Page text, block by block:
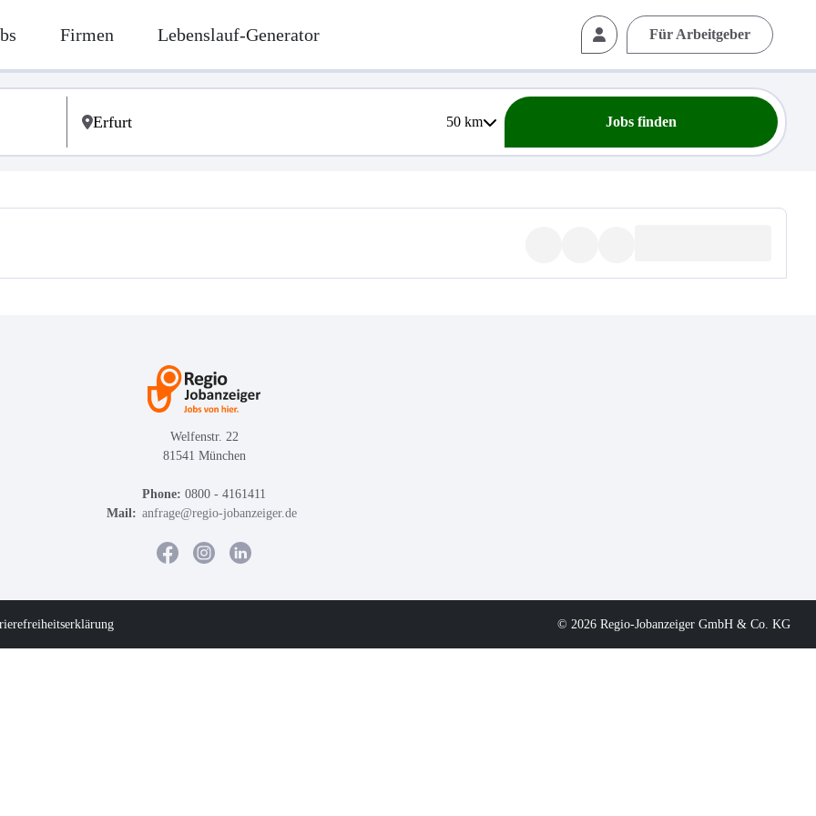
Firmen Lebenslauf-Generator Für Arbeitgeber
50km Jobs finden
Welfenstr. 22
81541 München
Phone: 0800 - 4161411
Mail: anfrage@regio-jobanzeiger.de
© 2026 Regio-Jobanzeiger GmbH & Co. KG